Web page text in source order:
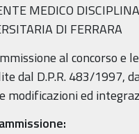
MEDICO
DI FERRARA
al concorso e
dal D.P.R. 483/1997,
modificazioni ed